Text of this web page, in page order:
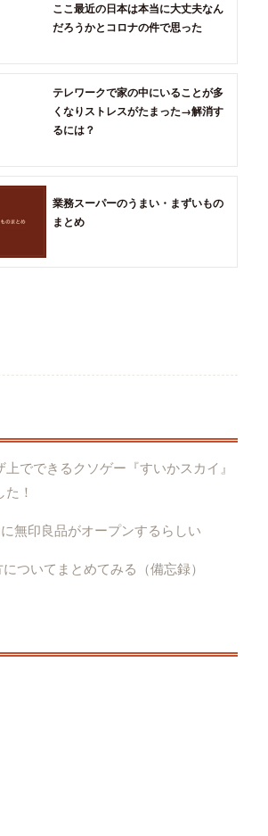
ここ最近の日本は本当に大丈夫なん
だろうかとコロナの件で思った
テレワークで家の中にいることが多
くなりストレスがたまった→解消す
るには？
業務スーパーのうまい・まずいもの
まとめ
上でできるクソゲー『すいかスカイ』
！
無印良品がオープンするらしい
ついてまとめてみる（備忘録）